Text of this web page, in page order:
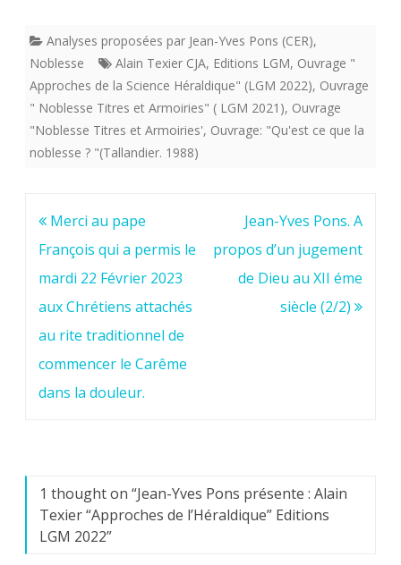
Analyses proposées par Jean-Yves Pons (CER),
Noblesse
Alain Texier CJA, Editions LGM, Ouvrage "
Approches de la Science Héraldique" (LGM 2022), Ouvrage
" Noblesse Titres et Armoiries" ( LGM 2021), Ouvrage
"Noblesse Titres et Armoiries', Ouvrage: "Qu'est ce que la
noblesse ? "(Tallandier. 1988)
Navigation
de
l’article
Merci au pape
François qui a permis le
mardi 22 Février 2023
aux Chrétiens attachés
au rite traditionnel de
commencer le Carême
dans la douleur.
Jean-Yves Pons. A
propos d’un jugement
de Dieu au XII éme
siècle (2/2)
1 thought on “Jean-Yves Pons présente : Alain
Texier “Approches de l’Héraldique” Editions
LGM 2022”